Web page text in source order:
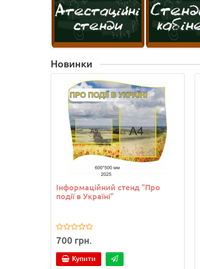
Новинки
Інформаційний стенд "Про
події в Україні"
700 грн.
Купити